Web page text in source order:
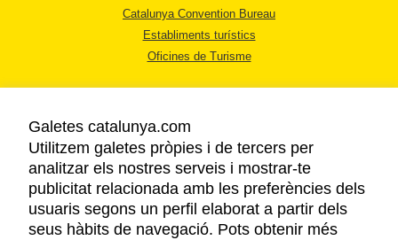
Catalunya Convention Bureau
Establiments turístics
Oficines de Turisme
AVÍS LEGAL
POLÍTICA DE PRIVACITAT
COOKIES
Galetes catalunya.com
Utilitzem galetes pròpies i de tercers per
analitzar els nostres serveis i mostrar-te
publicitat relacionada amb les preferències dels
usuaris segons un perfil elaborat a partir dels
seus hàbits de navegació. Pots obtenir més